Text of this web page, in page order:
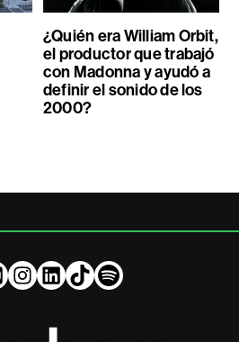
¿Quién era William Orbit,
el productor que trabajó
con Madonna y ayudó a
definir el sonido de los
2000?